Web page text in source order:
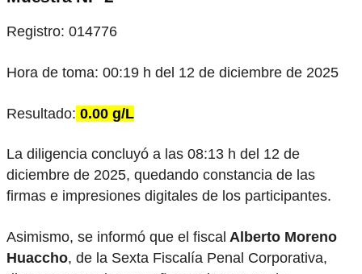
Registro: 014776
Hora de toma: 00:19 h del 12 de diciembre de 2025
Resultado: 0.00 g/L
La diligencia concluyó a las 08:13 h del 12 de
diciembre de 2025, quedando constancia de las
firmas e impresiones digitales de los participantes.
Asimismo, se informó que el fiscal Alberto Moreno
Huaccho, de la Sexta Fiscalía Penal Corporativa,